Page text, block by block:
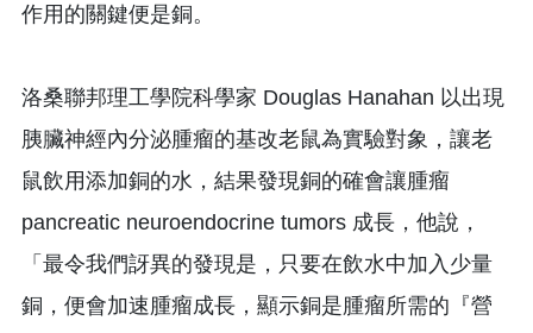
作用的關鍵便是銅。
洛桑聯邦理工學院科學家 Douglas Hanahan 以出現
胰臟神經內分泌腫瘤的基改老鼠為實驗對象，讓老
鼠飲用添加銅的水，結果發現銅的確會讓腫瘤
pancreatic neuroendocrine tumors 成長，他說，
「最令我們訝異的發現是，只要在飲水中加入少量
銅，便會加速腫瘤成長，顯示銅是腫瘤所需的『營